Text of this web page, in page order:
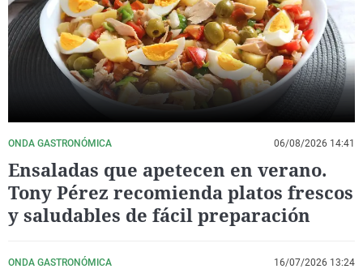
La rosa de los vientos
Gente viajera
Como el perro y el
Caso
Retornados
Equipo de
Operación Viuda
Extremadura
Galicia
La Rioja
Navarra
País Vasco
Virales
Televisión
Elecciones
ONDA GASTRONÓMICA 06/08/2026 14:41
Ensaladas que apetecen en verano.
Tony Pérez recomienda platos frescos
y saludables de fácil preparación
ONDA GASTRONÓMICA 16/07/2026 13:24